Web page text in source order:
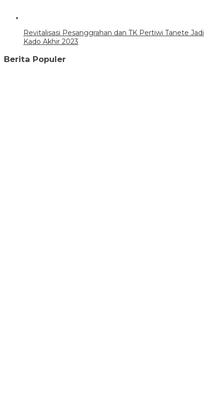
Revitalisasi Pesanggrahan dan TK Pertiwi Tanete Jadi
Kado Akhir 2023
Berita Populer